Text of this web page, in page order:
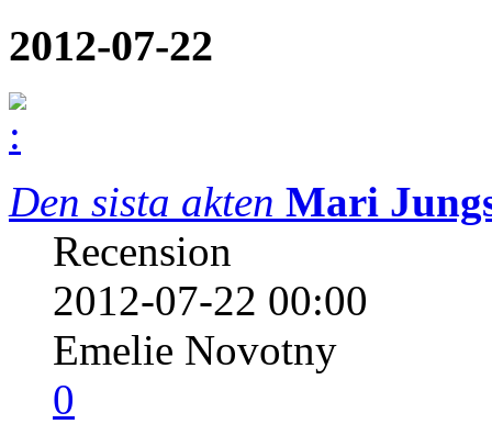
2012-07-22
Den sista akten Mari
Recension
2012-07-22 00:00
Emelie Novotny
0